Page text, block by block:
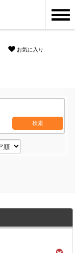
お気に入り
検索